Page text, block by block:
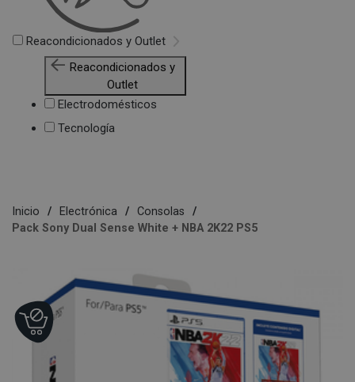
Reacondicionados y Outlet
Reacondicionados y
Outlet
Electrodomésticos
Tecnología
Inicio Electrónica
Consolas
Pack Sony Dual Sense White + NBA 2K22 PS5